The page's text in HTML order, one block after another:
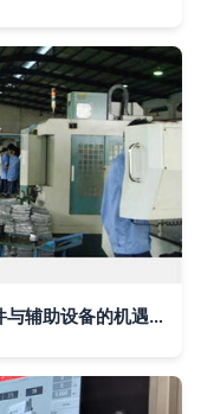
2020倒闭工厂整厂设备回收趋势 软件与辅助设备的机遇与挑战